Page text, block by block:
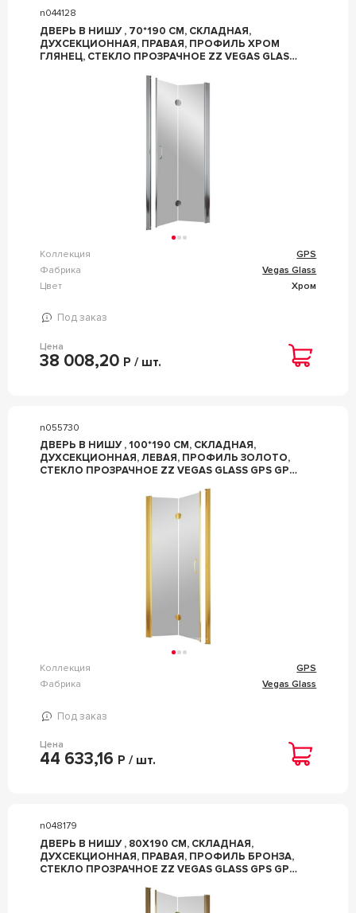
n044128
ДВЕРЬ В НИШУ , 70*190 СМ, СКЛАДНАЯ,
ДУХСЕКЦИОННАЯ, ПРАВАЯ, ПРОФИЛЬ ХРОМ
ГЛЯНЕЦ, СТЕКЛО ПРОЗРАЧНОЕ ZZ VEGAS GLASS
Коллекция
GPS
Фабрика
Vegas Glass
Цвет
Хром
Под заказ
Цена
38 008,20 Р / шт.
n055730
ДВЕРЬ В НИШУ , 100*190 СМ, СКЛАДНАЯ,
ДУХСЕКЦИОННАЯ, ЛЕВАЯ, ПРОФИЛЬ ЗОЛОТО,
СТЕКЛО ПРОЗРАЧНОЕ ZZ VEGAS GLASS GPS GPS
Коллекция
GPS
Фабрика
Vegas Glass
Под заказ
Цена
44 633,16 Р / шт.
n048179
ДВЕРЬ В НИШУ , 80X190 СМ, СКЛАДНАЯ,
ДУХСЕКЦИОННАЯ, ПРАВАЯ, ПРОФИЛЬ БРОНЗА,
СТЕКЛО ПРОЗРАЧНОЕ ZZ VEGAS GLASS GPS GPS